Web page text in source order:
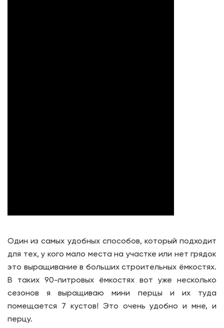
Один из самых удобных способов, который подходит
для тех, у кого мало места на участке или нет грядок
это выращивание в больших строительных ёмкостях.
В таких 90-литровых ёмкостях вот уже несколько
сезонов я выращиваю мини перцы и их туда
помещается 7 кустов! Это очень удобно и мне, и
перцу.